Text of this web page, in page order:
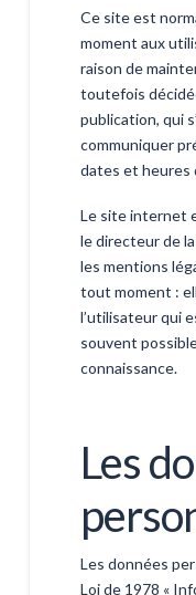
Ce site est
moment aux
raison de
toutefois
publication, qui
communiquer
dates et heures
Le site internet
le directeur de
les mentions
tout moment :
l’utilisateur qui
souvent
connaissance.
Les
Les données
Loi de 1978 «